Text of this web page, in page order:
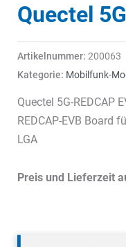
Quectel
Artikelnummer: 200063
Kategorie: Mobilfunk-
Quectel 5G-REDCAP
REDCAP-EVB Board
LGA
Preis und Lieferzeit